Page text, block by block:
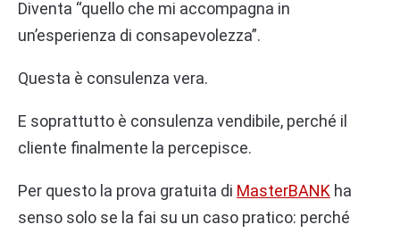
Diventa “quello che mi accompagna in
un’esperienza di consapevolezza”.
Questa è consulenza vera.
E soprattutto è consulenza vendibile, perché il
cliente finalmente la percepisce.
Per questo la prova gratuita di MasterBANK ha
senso solo se la fai su un caso pratico: perché